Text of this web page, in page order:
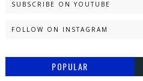
SUBSCRIBE ON YOUTUBE
FOLLOW ON INSTAGRAM
POPULAR